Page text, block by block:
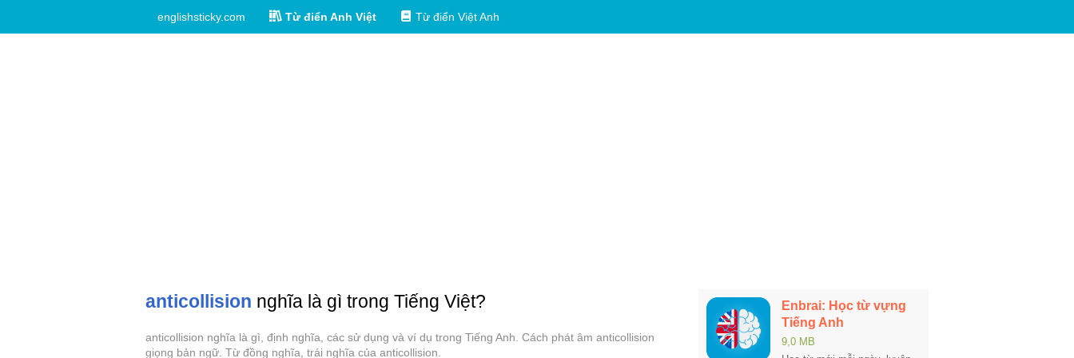
englishsticky.com Từ điển Anh Việt Từ điển Việt Anh
anticollision nghĩa là gì trong Tiếng Việt?
anticollision nghĩa là gì, định nghĩa, các sử dụng và ví dụ trong Tiếng Anh. Cách phát âm anticollision
giọng bản ngữ. Từ đồng nghĩa, trái nghĩa của anticollision.
Enbrai: Học từ vựng
Tiếng Anh
9,0 MB